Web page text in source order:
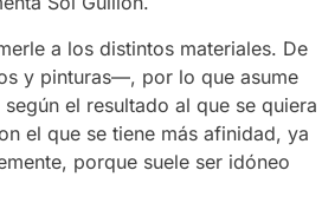
a los distintos materiales. De
y pinturas—, por lo que asume
el resultado al que se quiera
el que se tiene más afinidad, ya
porque suele ser idóneo